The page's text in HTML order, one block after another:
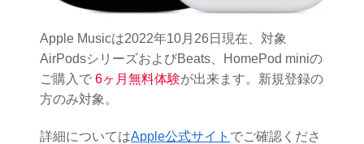
Apple Musicは2022年10月26日現在、対象
AirPodsシリーズおよびBeats、HomePod miniの
ご購入で6ヶ月無料体験が出来ます。新規登録の
方のみ対象。
詳細についてはApple公式サイト でご確認くださ